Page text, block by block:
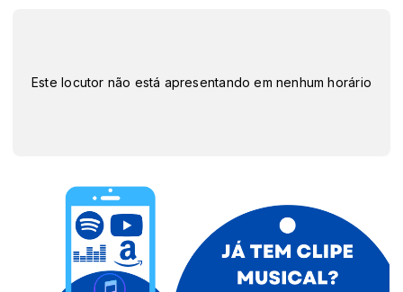
Este locutor não está apresentando em nenhum horário